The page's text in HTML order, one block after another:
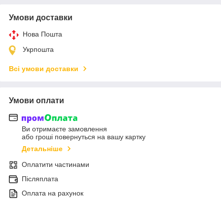
Умови доставки
Нова Пошта
Укрпошта
Всі умови доставки
Умови оплати
Ви отримаєте замовлення
або гроші повернуться на вашу картку
Детальніше
Оплатити частинами
Післяплата
Оплата на рахунок